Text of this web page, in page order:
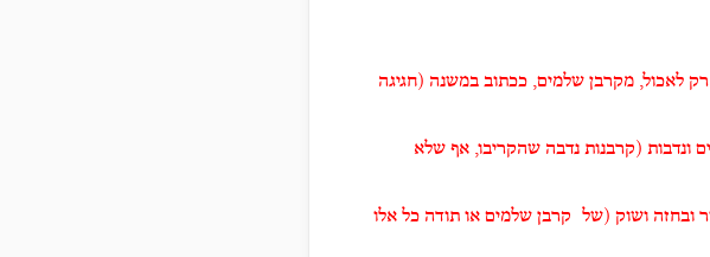
רק לאכול, מקרבן שלמים, ככתוב במשנה (חגיגה
ונדבות (קרבנות נדבה שהקריבו, אף שלא
ובחזה ושוק (של קרבן שלמים או תודה כל אלו